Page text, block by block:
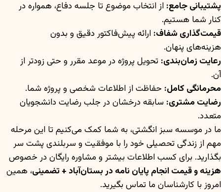
پشتیبانی جامع: از انتخاب موضوع تا جلسه دفاع، همواره در
کنار شما هستیم.
قیمت‌گذاری شفاف: ارائه پیش‌فاکتور دقیق و بدون
هزینه‌های پنهان.
رعایت زمان‌بندی: تحویل پروژه در موعد مقرر و حتی زودتر از
آن.
محرمانگی کامل: حفاظت از اطلاعات شخصی و پروژه شما.
رضایت مشتری: سابقه درخشان در جلب رضایت دانشجویان
متعدد.
ما در موسسه سبز انگشتی، به شما کمک می‌کنیم تا این مرحله
مهم از زندگی تحصیلی خود را با موفقیت و سربلندی پشت سر
بگذارید. برای کسب اطلاعات بیشتر و مشاوره رایگان در خصوص
هزینه و قیمت انجام پایان نامه در بستان‌آباد + تضمینی، همین
امروز با کارشناسان ما تماس بگیرید.